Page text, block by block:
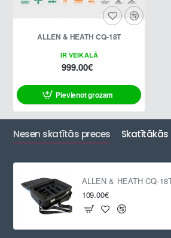
IR VEIKALĀ
ALLEN & HEATH CQ-18T
999.00€
Pievienot grozam
Nesen skatītās preces Skatītākās
109.00€